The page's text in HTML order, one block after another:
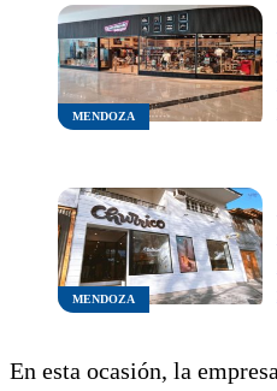
MENDOZA
MENDOZA
En esta ocasión, la